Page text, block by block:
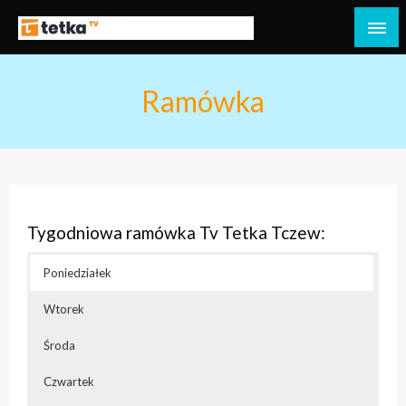
treściTv Tetka Tczew
Tetka Tczew – Twoja lokalna telewizja!
Ramówka
Tygodniowa ramówka Tv Tetka Tczew:
Poniedziałek
Wtorek
Środa
Czwartek